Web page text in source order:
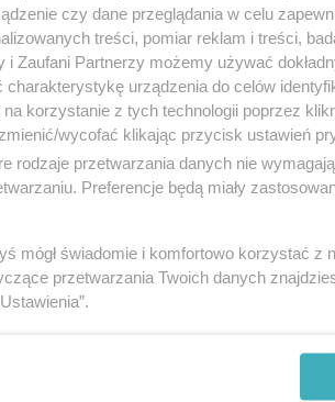
Redakcja serwisu dokłada wszelkich
odpowiedzialności wynikającej z
art. 3 ust 1 ustawy o działalności leczniczej.
czy dane przeglądania w celu
treści, pomiar reklam i treści,
i Zaufani Partnerzy możemy używać
urządzenia do celów
korzystanie z tych technologii poprzez
wycofać klikając przycisk ustawień
rodzaje przetwarzania danych nie
Preferencje będą miały
mógł świadomie i komfortowo korzystać z
przetwarzania Twoich danych